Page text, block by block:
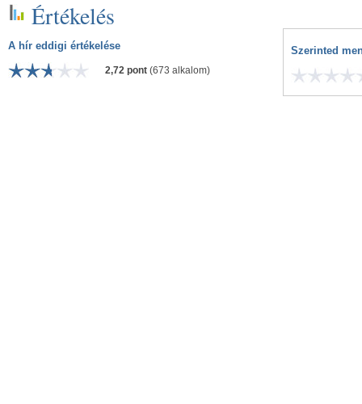
Értékelés
A hír eddigi értékelése
2,72 pont (673 alkalom)
Szerinted